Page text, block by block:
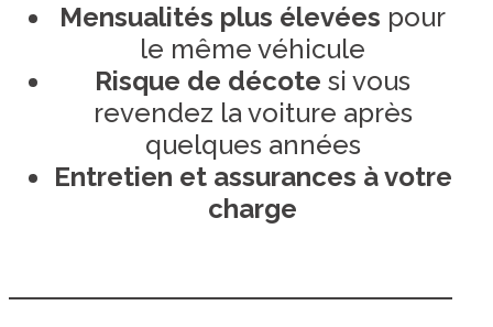
Mensualités plus élevées pour
le même véhicule
Risque de décote si vous
revendez la voiture après
quelques années
Entretien et assurances à votre
charge